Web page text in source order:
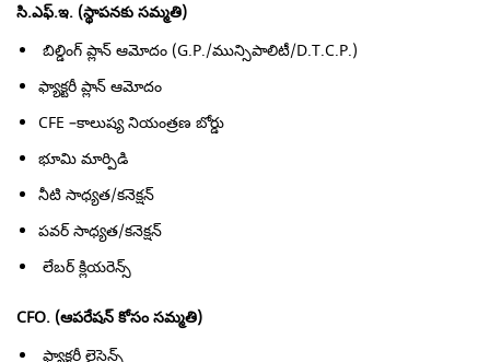
సి.ఎఫ్.ఇ. (స్థాపనకు సమ్మతి)
బిల్డింగ్ ప్లాన్ ఆమోదం (G.P./మున్సిపాలిటీ/D.T.C.P.)
ఫ్యాక్టరీ ప్లాన్ ఆమోదం
CFE –కాలుష్య నియంత్రణ బోర్డు
భూమి మార్పిడి
నీటి సాధ్యత/కనెక్షన్
పవర్ సాధ్యత/కనెక్షన్
లేబర్ క్లియరెన్స్
CFO. (ఆపరేషన్ కోసం సమ్మతి)
ఫ్యాక్టరీ లైసెన్స్